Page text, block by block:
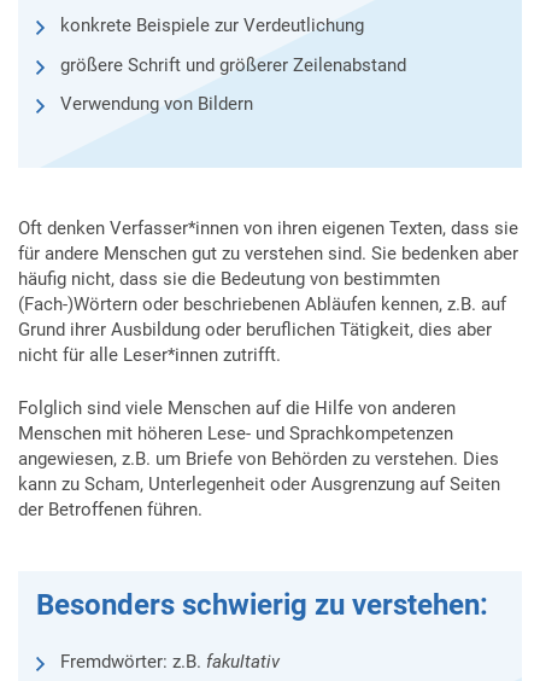
konkrete Beispiele zur Verdeutlichung
größere Schrift und größerer Zeilenabstand
Verwendung von Bildern
Oft denken Verfasser*innen von ihren eigenen Texten, dass sie
für andere Menschen gut zu verstehen sind. Sie bedenken aber
häufig nicht, dass sie die Bedeutung von bestimmten
(Fach-)Wörtern oder beschriebenen Abläufen kennen, z.B. auf
Grund ihrer Ausbildung oder beruflichen Tätigkeit, dies aber
nicht für alle Leser*innen zutrifft.
Folglich sind viele Menschen auf die Hilfe von anderen
Menschen mit höheren Lese- und Sprachkompetenzen
angewiesen, z.B. um Briefe von Behörden zu verstehen. Dies
kann zu Scham, Unterlegenheit oder Ausgrenzung auf Seiten
der Betroffenen führen.
Besonders schwierig zu verstehen:
Fremdwörter: z.B. fakultativ